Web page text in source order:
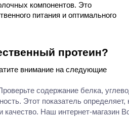
компонентов. Это
питания и оптимального
протеин?
внимание на следующие
содержание белка,
Этот показатель
качество. Наш интернет-магазин